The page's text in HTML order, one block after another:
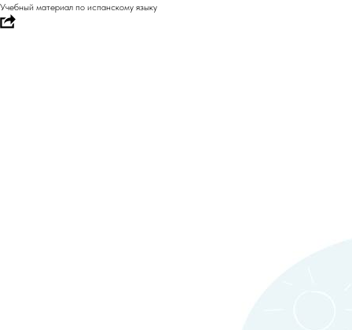
Учебный материал по испанскому языку